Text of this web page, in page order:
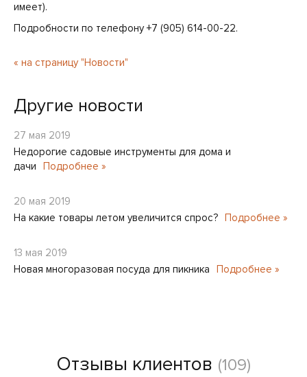
имеет).
Подробности по телефону +7 (905) 614-00-22.
« на страницу "Новости"
Другие новости
27 мая 2019
Недорогие садовые инструменты для дома и
дачи
Подробнее »
20 мая 2019
На какие товары летом увеличится спрос? Подробнее »
13 мая 2019
Новая многоразовая посуда для пикника
Подробнее »
Отзывы клиентов (109)